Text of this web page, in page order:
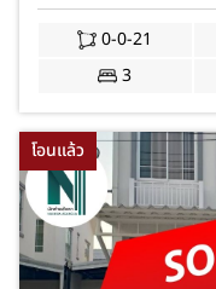
0-0-21
3
โอนแล้ว